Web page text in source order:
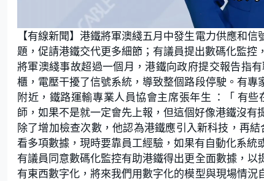
n
m
u
t
e
a
d
d
2
2
.
2
2
%
【有線新聞】港鐵將軍澳綫五月中發生電力供應和
題，促請港鐵交代更多細節；有議員提出數碼化監控
將軍澳綫事故超過一個月，港鐵向政府提交報告指
櫃，電壓干擾了信號系統，導致整個路段停駛。有
附近，鐵路運輸專業人員協會主席張年生 ：「 有
師，如果不是就一定會先上報，但這個好像港鐵沒有
除了增加檢查次數，他認為港鐵應引入新科技，再
看多項數據，現時要靠員工經驗，如果有自動化系統
有議員同意數碼化監控有助港鐵得出更全面數據，
有東西數字化，將來我們用數字化的模型與現場情